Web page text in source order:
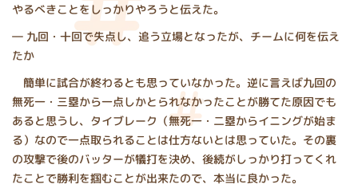
やるべきことをしっかりやろうと伝えた。
― 九回・十回で失点し、追う立場となったが、チームに何を伝え
たか
簡単に試合が終わるとも思っていなかった。逆に言えば九回の
無死一・三塁から一点しかとられなかったことが勝てた原因でも
あると思うし、タイブレーク（無死一・二塁からイニングが始ま
る）なので一点取られることは仕方ないとは思っていた。その裏
の攻撃で後のバッターが犠打を決め、後続がしっかり打ってくれ
たことで勝利を掴むことが出来たので、本当に良かった。